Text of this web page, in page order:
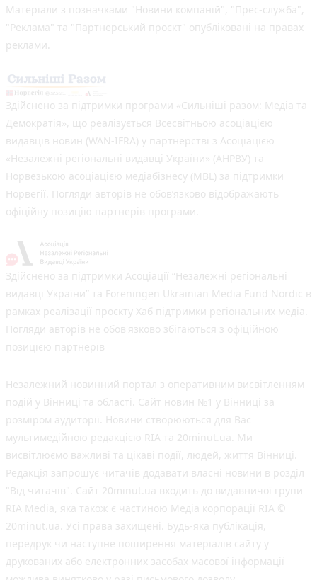
Матеріали з позначками "Новини компаній", "Прес-служба",
"Реклама" та "Партнерський проєкт" опубліковані на правах
реклами.
Здійснено за підтримки програми «Сильніші разом: Медіа та
Демократія», що реалізується Всесвітньою асоціацією
видавців новин (WAN-IFRA) у партнерстві з Асоціацією
«Незалежні регіональні видавці України» (АНРВУ) та
Норвезькою асоціацією медіабізнесу (MBL) за підтримки
Норвегії. Погляди авторів не обов’язково відображають
офіційну позицію партнерів програми.
Здійснено за підтримки Асоціації “Незалежні регіональні
видавці України” та Foreningen Ukrainian Media Fund Nordic в
рамках реалізації проєкту Хаб підтримки регіональних медіа.
Погляди авторів не обов'язково збігаються з офіційною
позицією партнерів
Незалежний новинний портал з оперативним висвітленням
подій у Вінниці та області. Сайт новин №1 у Вінниці за
розміром аудиторії. Новини створюються для Вас
мультимедійною редакцією RIA та 20minut.ua. Ми
висвітлюємо важливі та цікаві події, людей, життя Вінниці.
Редакція запрошує читачів додавати власні новини в розділ
"Від читачів". Сайт 20minut.ua входить до видавничої групи
RIA Media, яка також є частиною Медіа корпорації RIA ©
20minut.ua. Усі права захищені. Будь-яка публiкацiя,
передрук чи наступне поширення матеріалів сайту у
друкованих або електронних засобах масової інформації